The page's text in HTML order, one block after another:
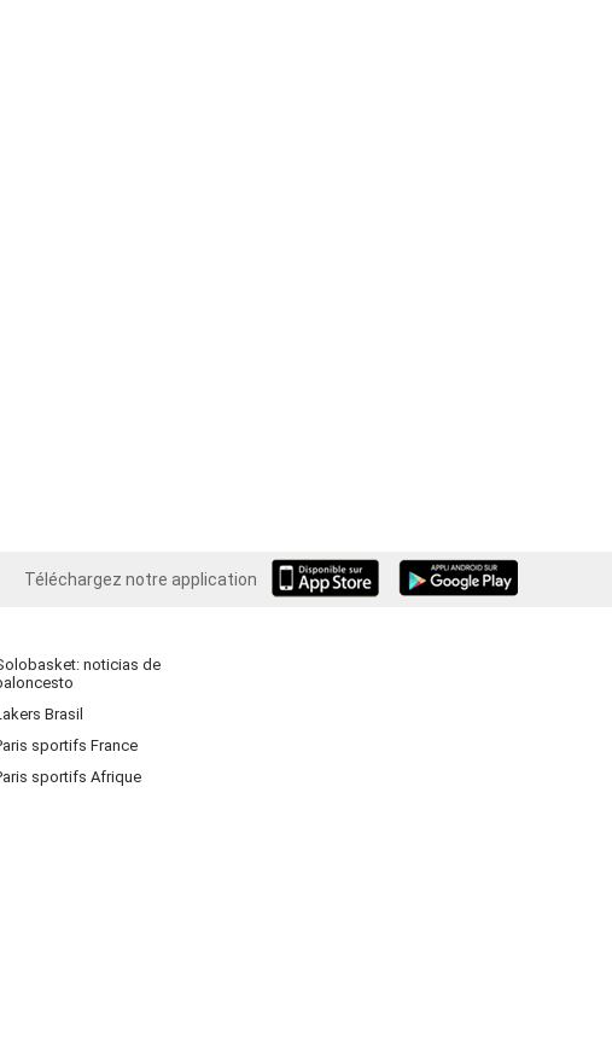
Téléchargez notre application
iOS Android
noticias de
Brasil
sportifs France
sportifs Afrique